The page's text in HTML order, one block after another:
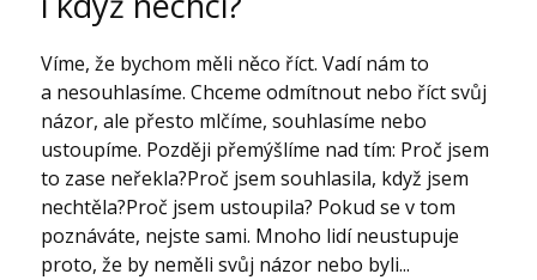
Víme, že bychom měli něco říct. Vadí nám to
a nesouhlasíme. Chceme odmítnout nebo říct svůj
názor, ale přesto mlčíme, souhlasíme nebo
ustoupíme. Později přemýšlíme nad tím: Proč jsem
to zase neřekla?Proč jsem souhlasila, když jsem
nechtěla?Proč jsem ustoupila? Pokud se v tom
poznáváte, nejste sami. Mnoho lidí neustupuje
proto, že by neměli svůj názor nebo byli...